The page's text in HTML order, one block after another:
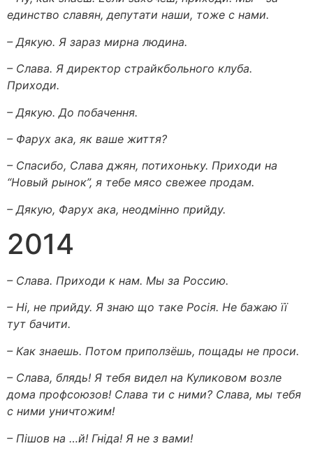
единство славян, депутати наши, тоже с нами.
– Дякую. Я зараз мирна людина.
– Слава. Я директор страйкбольного клуба.
Приходи.
– Дякую. До побачення.
– Фарух ака, як ваше життя?
– Спасибо, Слава джян, потихоньку. Приходи на
“Новый рынок”, я тебе мясо свежее продам.
– Дякую, Фарух ака, неодмінно прийду.
2014
– Слава. Приходи к нам. Мы за Россию.
– Ні, не прийду. Я знаю що таке Росія. Не бажаю її
тут бачити.
– Как знаешь. Потом приползёшь, пощады не проси.
– Слава, блядь! Я тебя видел на Куликовом возле
дома профсоюзов! Слава ти с ними? Слава, мы тебя
с ними уничтожим!
– Пішов на …й! Гніда! Я не з вами!